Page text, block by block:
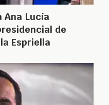
Ana Lucía
de
Espriella